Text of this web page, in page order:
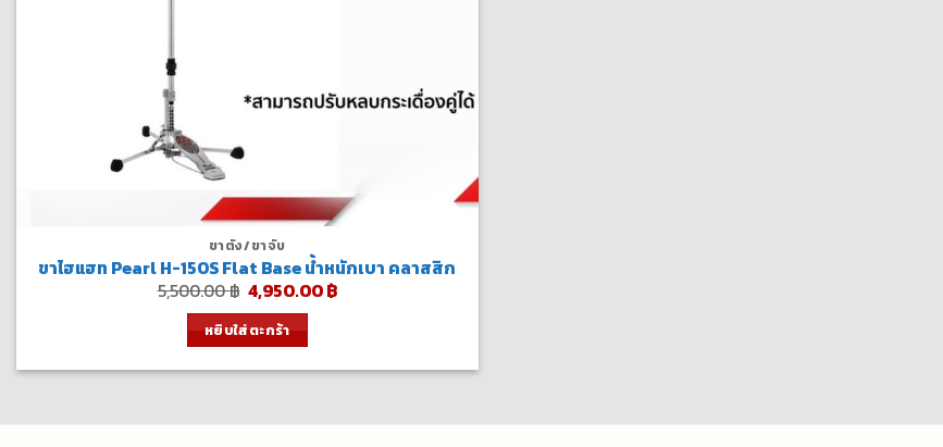
ขาตั้ง/ขาจับ
ขาไฮแฮท Pearl H-150S Flat Base น้ำหนักเบา คลาสสิก
5,500.00฿ Original
price
was:
5,500.00 ฿.
4,950.00฿Current
หยิบใส่ตะกร้า